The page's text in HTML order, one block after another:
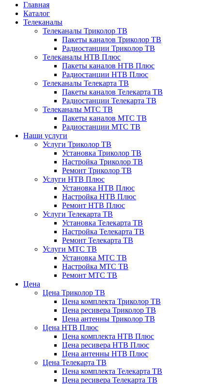
Главная
Каталог
Телеканалы
Телеканалы Триколор ТВ
Пакеты каналов Триколор ТВ
Радиостанции Триколор ТВ
Телеканалы НТВ Плюс
Пакеты каналов НТВ Плюс
Радиостанции НТВ Плюс
Телеканалы Телекарта ТВ
Пакеты каналов Телекарта ТВ
Радиостанции Телекарта ТВ
Телеканалы МТС ТВ
Пакеты каналов МТС ТВ
Радиостанции МТС ТВ
Наши услуги
Услуги Триколор ТВ
Установка Триколор ТВ
Настройка Триколор ТВ
Ремонт Триколор ТВ
Услуги НТВ Плюс
Установка НТВ Плюс
Настройка НТВ Плюс
Ремонт НТВ Плюс
Услуги Телекарта ТВ
Установка Телекарта ТВ
Настройка Телекарта ТВ
Ремонт Телекарта ТВ
Услуги МТС ТВ
Установка МТС ТВ
Настройка МТС ТВ
Ремонт МТС ТВ
Цена
Цена Триколор ТВ
Цена комплекта Триколор ТВ
Цена ресивера Триколор ТВ
Цена антенны Триколор ТВ
Цена НТВ Плюс
Цена комплекта НТВ Плюс
Цена ресивера НТВ Плюс
Цена антенны НТВ Плюс
Цена Телекарта ТВ
Цена комплекта Телекарта ТВ
Цена ресивера Телекарта ТВ